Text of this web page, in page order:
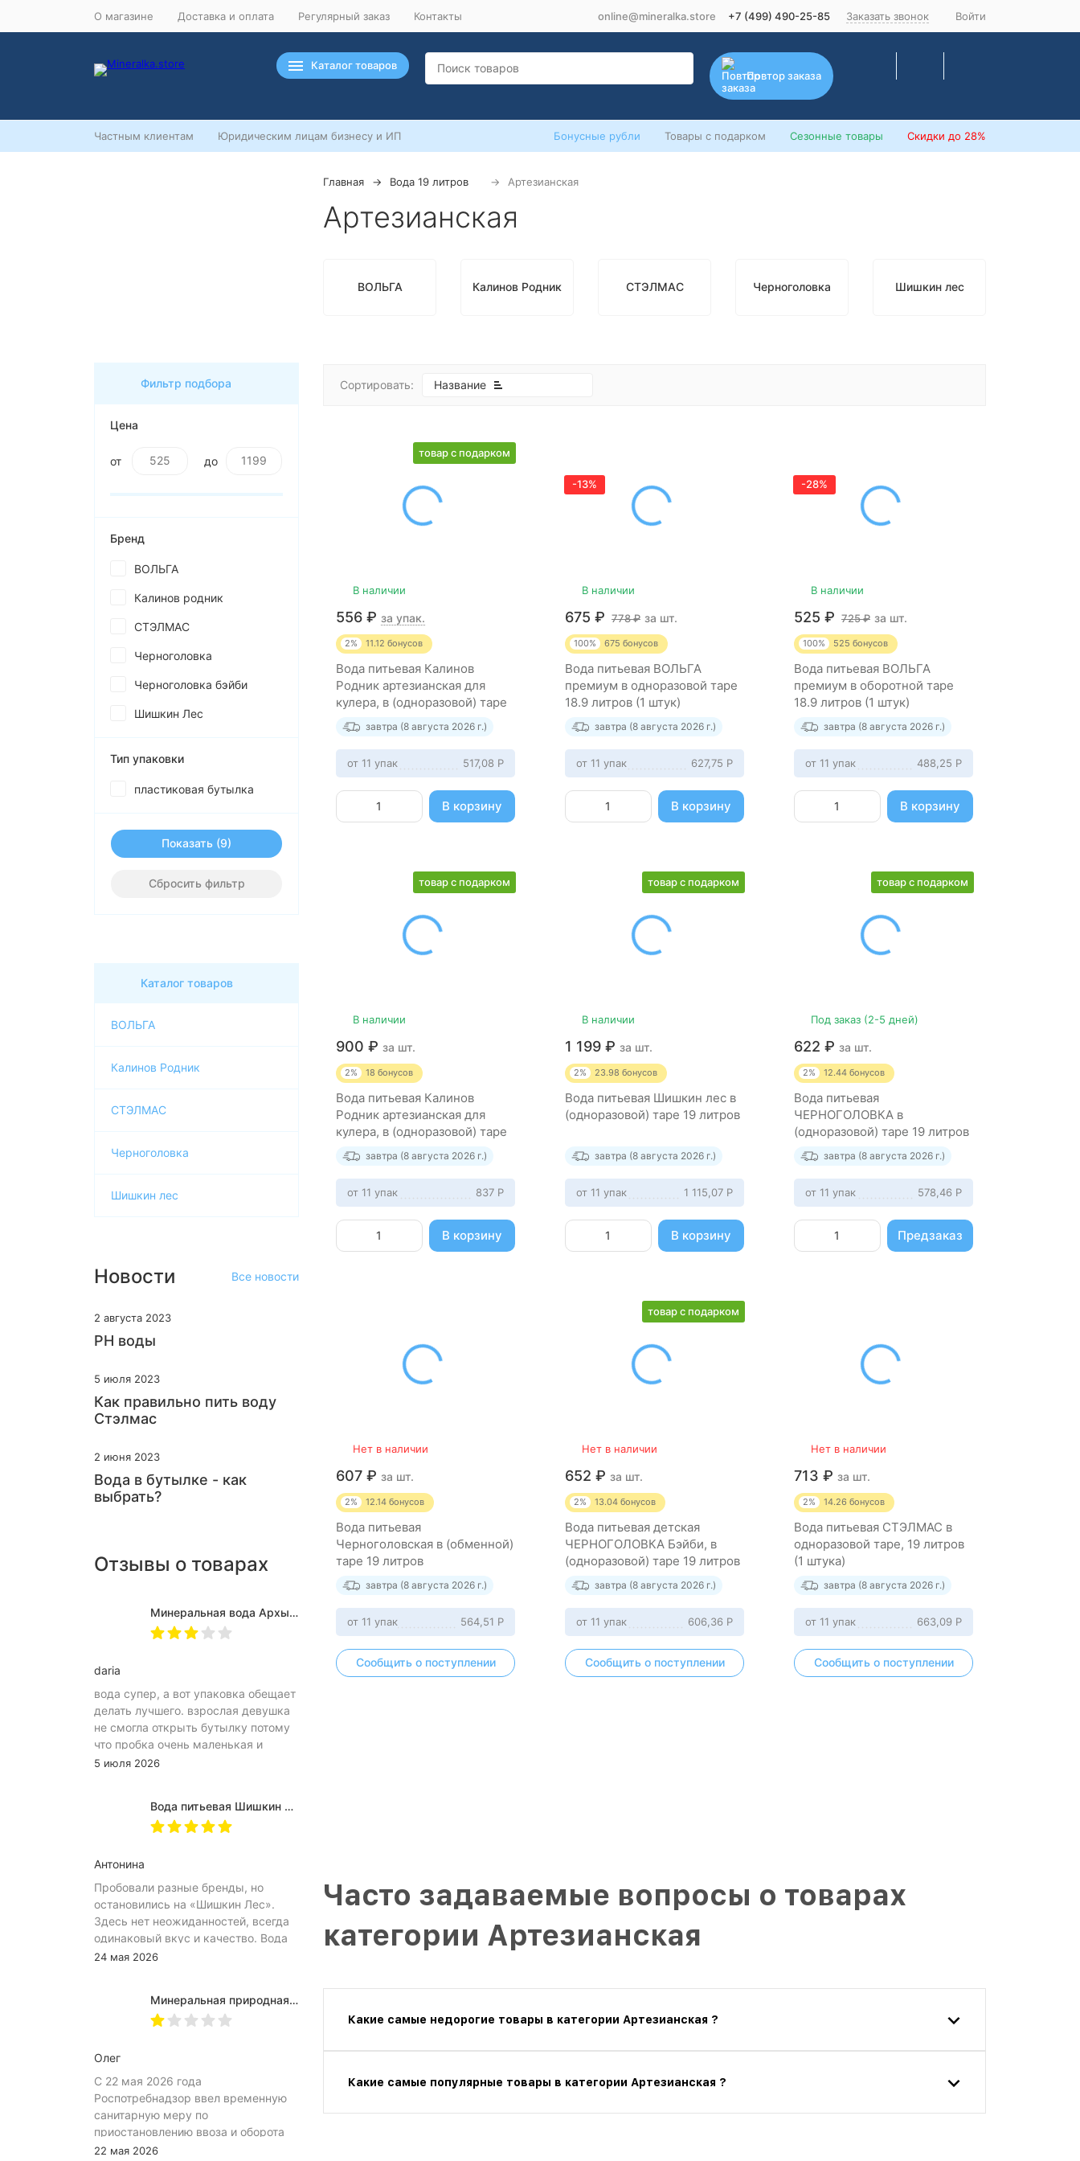
О магазине Доставка и оплата Регулярный заказ Контакты online@mineralka.store +7 (499) 490-25-85 Заказать звонок Войти
Каталог товаров
Повтор заказа
Частным клиентам Юридическим лицам бизнесу и ИП Бонусные рубли Товары с подарком Сезонные товары Скидки до 28%
Главная Вода 19 литров Артезианская
Артезианская
ВОЛЬГА Калинов Родник СТЭЛМАС Черноголовка Шишкин лес
Сортировать: Название
товар с подарком
В наличии
556 ₽ за упак.
2% 11.12 бонусов
Вода питьевая Калинов
Родник артезианская для
кулера, в (одноразовой) таре
9 л (2 штуки)
завтра (8 августа 2026 г.)
от 11 упак 517,08 Р
В корзину
-13%
В наличии
675 ₽ 778₽ за шт.
100% 675 бонусов
Вода питьевая ВОЛЬГА
премиум в одноразовой таре
18.9 литров (1 штук)
завтра (8 августа 2026 г.)
от 11 упак 627,75 Р
В корзину
-28%
В наличии
525 ₽ 725₽ за шт.
100% 525 бонусов
Вода питьевая ВОЛЬГА
премиум в оборотной таре
18.9 литров (1 штук)
завтра (8 августа 2026 г.)
от 11 упак 488,25 Р
В корзину
товар с подарком
В наличии
900 ₽ за шт.
2% 18 бонусов
Вода питьевая Калинов
Родник артезианская для
кулера, в (одноразовой) таре
18.9 литров
завтра (8 августа 2026 г.)
от 11 упак 837 Р
В корзину
товар с подарком
В наличии
1 199 ₽ за шт.
2% 23.98 бонусов
Вода питьевая Шишкин лес в
(одноразовой) таре 19 литров
завтра (8 августа 2026 г.)
от 11 упак 1 115,07 Р
В корзину
товар с подарком
Под заказ (2-5 дней)
622 ₽ за шт.
2% 12.44 бонусов
Вода питьевая
ЧЕРНОГОЛОВКА в
(одноразовой) таре 19 литров
завтра (8 августа 2026 г.)
от 11 упак 578,46 Р
Предзаказ
Нет в наличии
607 ₽ за шт.
2% 12.14 бонусов
Вода питьевая
Черноголовская в (обменной)
таре 19 литров
завтра (8 августа 2026 г.)
от 11 упак 564,51 Р
Сообщить о поступлении
товар с подарком
Нет в наличии
652 ₽ за шт.
2% 13.04 бонусов
Вода питьевая детская
ЧЕРНОГОЛОВКА Бэйби, в
(одноразовой) таре 19 литров
завтра (8 августа 2026 г.)
от 11 упак 606,36 Р
Сообщить о поступлении
Нет в наличии
713 ₽ за шт.
2% 14.26 бонусов
Вода питьевая СТЭЛМАС в
одноразовой таре, 19 литров
(1 штука)
завтра (8 августа 2026 г.)
от 11 упак 663,09 Р
Сообщить о поступлении
Часто задаваемые вопросы о товарах
категории Артезианская
Какие самые недорогие товары в категории Артезианская ?
Какие самые популярные товары в категории Артезианская ?
Фильтр подбора
Цена
от до
Бренд
ВОЛЬГА
Калинов родник
СТЭЛМАС
Черноголовка
Черноголовка бэйби
Шишкин Лес
Тип упаковки
пластиковая бутылка
Показать
Сбросить фильтр
Каталог товаров
ВОЛЬГА
Калинов Родник
СТЭЛМАС
Черноголовка
Шишкин лес
Новости Все новости
2 августа 2023
PH воды
5 июля 2023
Как правильно пить воду
Стэлмас
2 июня 2023
Вода в бутылке - как
выбрать?
Отзывы о товарах
Минеральная вода Архыз Vita негазированная, ПЭТ 0.5 л (12 штук)
daria
вода супер, а вот упаковка обещает
делать лучшего. взрослая девушка
не смогла открыть бутылку потому
что пробка очень маленькая и
неудобное расположение
затрудняет открытию бутылка.
Плюс рубцы на пробке мелкие, что
5 июля 2026
Вода питьевая Шишкин лес в (одноразовой) таре 19 литров
Антонина
Пробовали разные бренды, но
остановились на «Шишкин Лес».
Здесь нет неожиданностей, всегда
одинаковый вкус и качество. Вода
хорошо идёт и холодной, и
подходит. Это, наверное, главный
показатель.
24 мая 2026
Минеральная природная вода Jermuk / Джермук газированная, Пэт (1,0л*6шт)
Олег
С 22 мая 2026 года
Роспотребнадзор ввел временную
санитарную меру по
приостановлению ввоза и оборота
на территории Российской
22 мая 2026